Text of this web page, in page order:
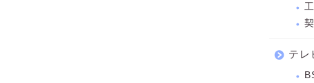
テレ